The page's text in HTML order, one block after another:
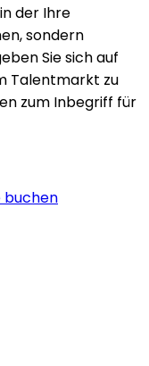
der Ihre
sondern
Sie sich auf
Talentmarkt zu
zum Inbegriff für
buchen